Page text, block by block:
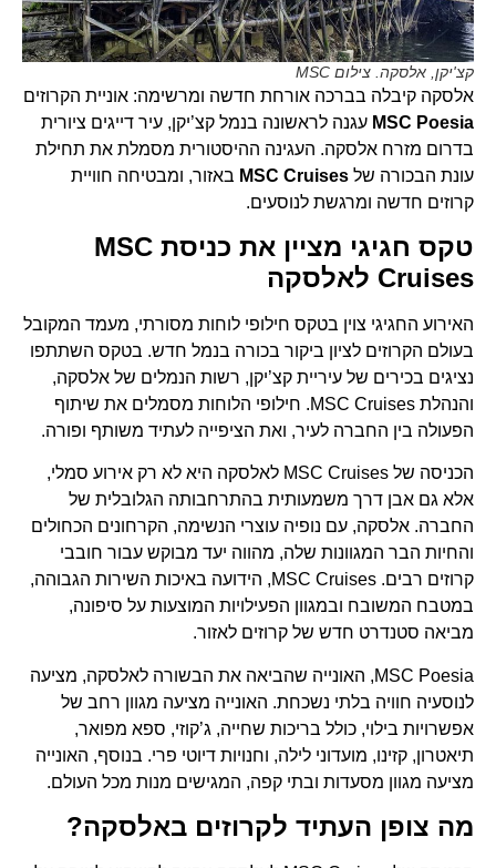
קצ'יקן, אלסקה. צילום MSC
אלסקה קיבלה בברכה אורחת חדשה ומרשימה: אוניית הקרוזים
MSC Poesiaעגנה לראשונה בנמל קצ’יקן, עיר דייגים ציורית
בדרום מזרח אלסקה. העגינה ההיסטורית מסמלת את תחילת
עונת הבכורה שלMSC Cruisesבאזור, ומבטיחה חוויית
קרוזים חדשה ומרגשת לנוסעים.
טקס חגיגי מציין את כניסת MSC
Cruises לאלסקה
האירוע החגיגי צוין בטקס חילופי לוחות מסורתי, מעמד המקובל
בעולם הקרוזים לציון ביקור בכורה בנמל חדש. בטקס השתתפו
נציגים בכירים של עיריית קצ’יקן, רשות הנמלים של אלסקה,
והנהלת MSC Cruises. חילופי הלוחות מסמלים את שיתוף
הפעולה בין החברה לעיר, ואת הציפייה לעתיד משותף ופורה.
הכניסה של MSC Cruises לאלסקה היא לא רק אירוע סמלי,
אלא גם אבן דרך משמעותית בהתרחבותה הגלובלית של
החברה. אלסקה, עם נופיה עוצרי הנשימה, הקרחונים הכחולים
והחיות הבר המגוונות שלה, מהווה יעד מבוקש עבור חובבי
קרוזים רבים. MSC Cruises, הידועה באיכות השירות הגבוהה,
במטבח המשובח ובמגוון הפעילויות המוצעות על סיפונה,
מביאה סטנדרט חדש של קרוזים לאזור.
MSC Poesia, האונייה שהביאה את הבשורה לאלסקה, מציעה
לנוסעיה חוויה בלתי נשכחת. האונייה מציעה מגוון רחב של
אפשרויות בילוי, כולל בריכות שחייה, ג’קוזי, ספא מפואר,
תיאטרון, קזינו, מועדוני לילה, וחנויות דיוטי פרי. בנוסף, האונייה
מציעה מגוון מסעדות ובתי קפה, המגישים מנות מכל העולם.
מה צופן העתיד לקרוזים באלסקה?